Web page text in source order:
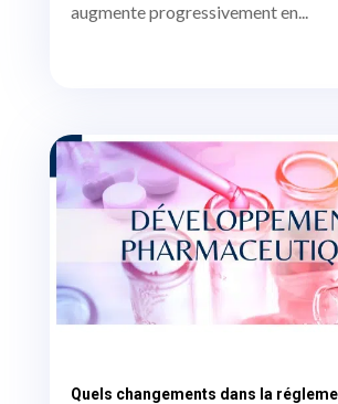
augmente progressivement en...
Quels changements dans la